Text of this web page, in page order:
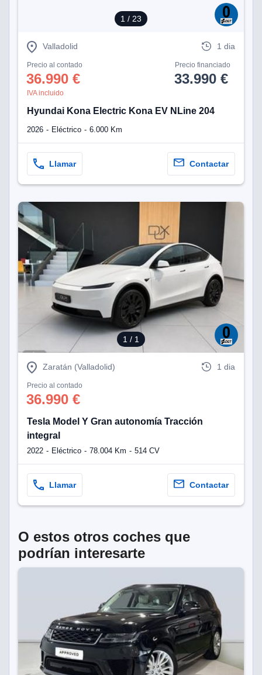
1 / 23
Valladolid 1 dia
Precio al contado
36.990 €
IVA incluido
Precio financiado
33.990 €
Hyundai Kona Electric Kona EV NLine 204
2026 Eléctrico 6.000 Km
Llamar Contactar
1 / 1
Zaratán (Valladolid) 1 dia
Precio al contado
36.990 €
Tesla Model Y Gran autonomía Tracción
integral
2022 Eléctrico 78.004 Km 514 CV
Llamar Contactar
O estos otros coches que
podrían interesarte